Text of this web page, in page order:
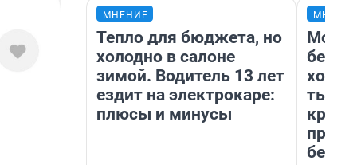
МНЕНИЕ
Тепло для бюджета, но
холодно в салоне
зимой. Водитель 13 лет
ездит на электрокаре:
плюсы и минусы
Мой